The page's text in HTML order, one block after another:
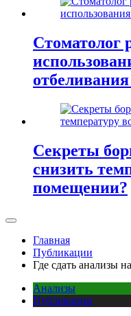
Стоматолог
отбеливания
Секреты
снизить
помещении?
Главная
Публикации
Где сдать анализы
Анализы
Публикации